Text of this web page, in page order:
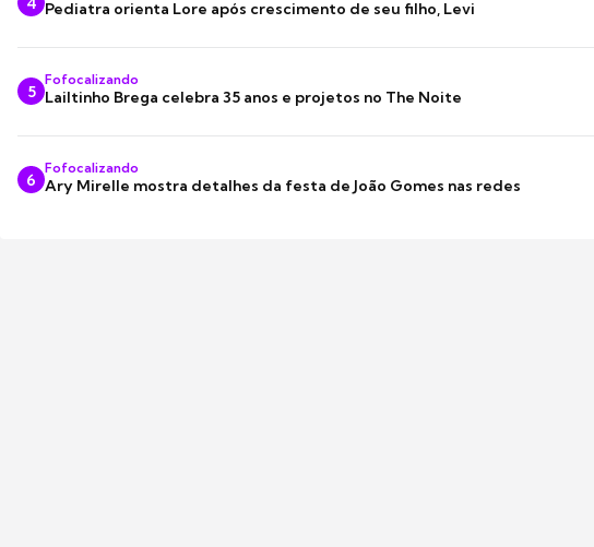
Pediatra orienta Lore após crescimento de seu filho, Levi
5
Fofocalizando
Lailtinho Brega celebra 35 anos e projetos no The Noite
6
Fofocalizando
Ary Mirelle mostra detalhes da festa de João Gomes nas redes